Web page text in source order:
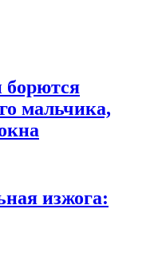
борются
мальчика,
изжога: